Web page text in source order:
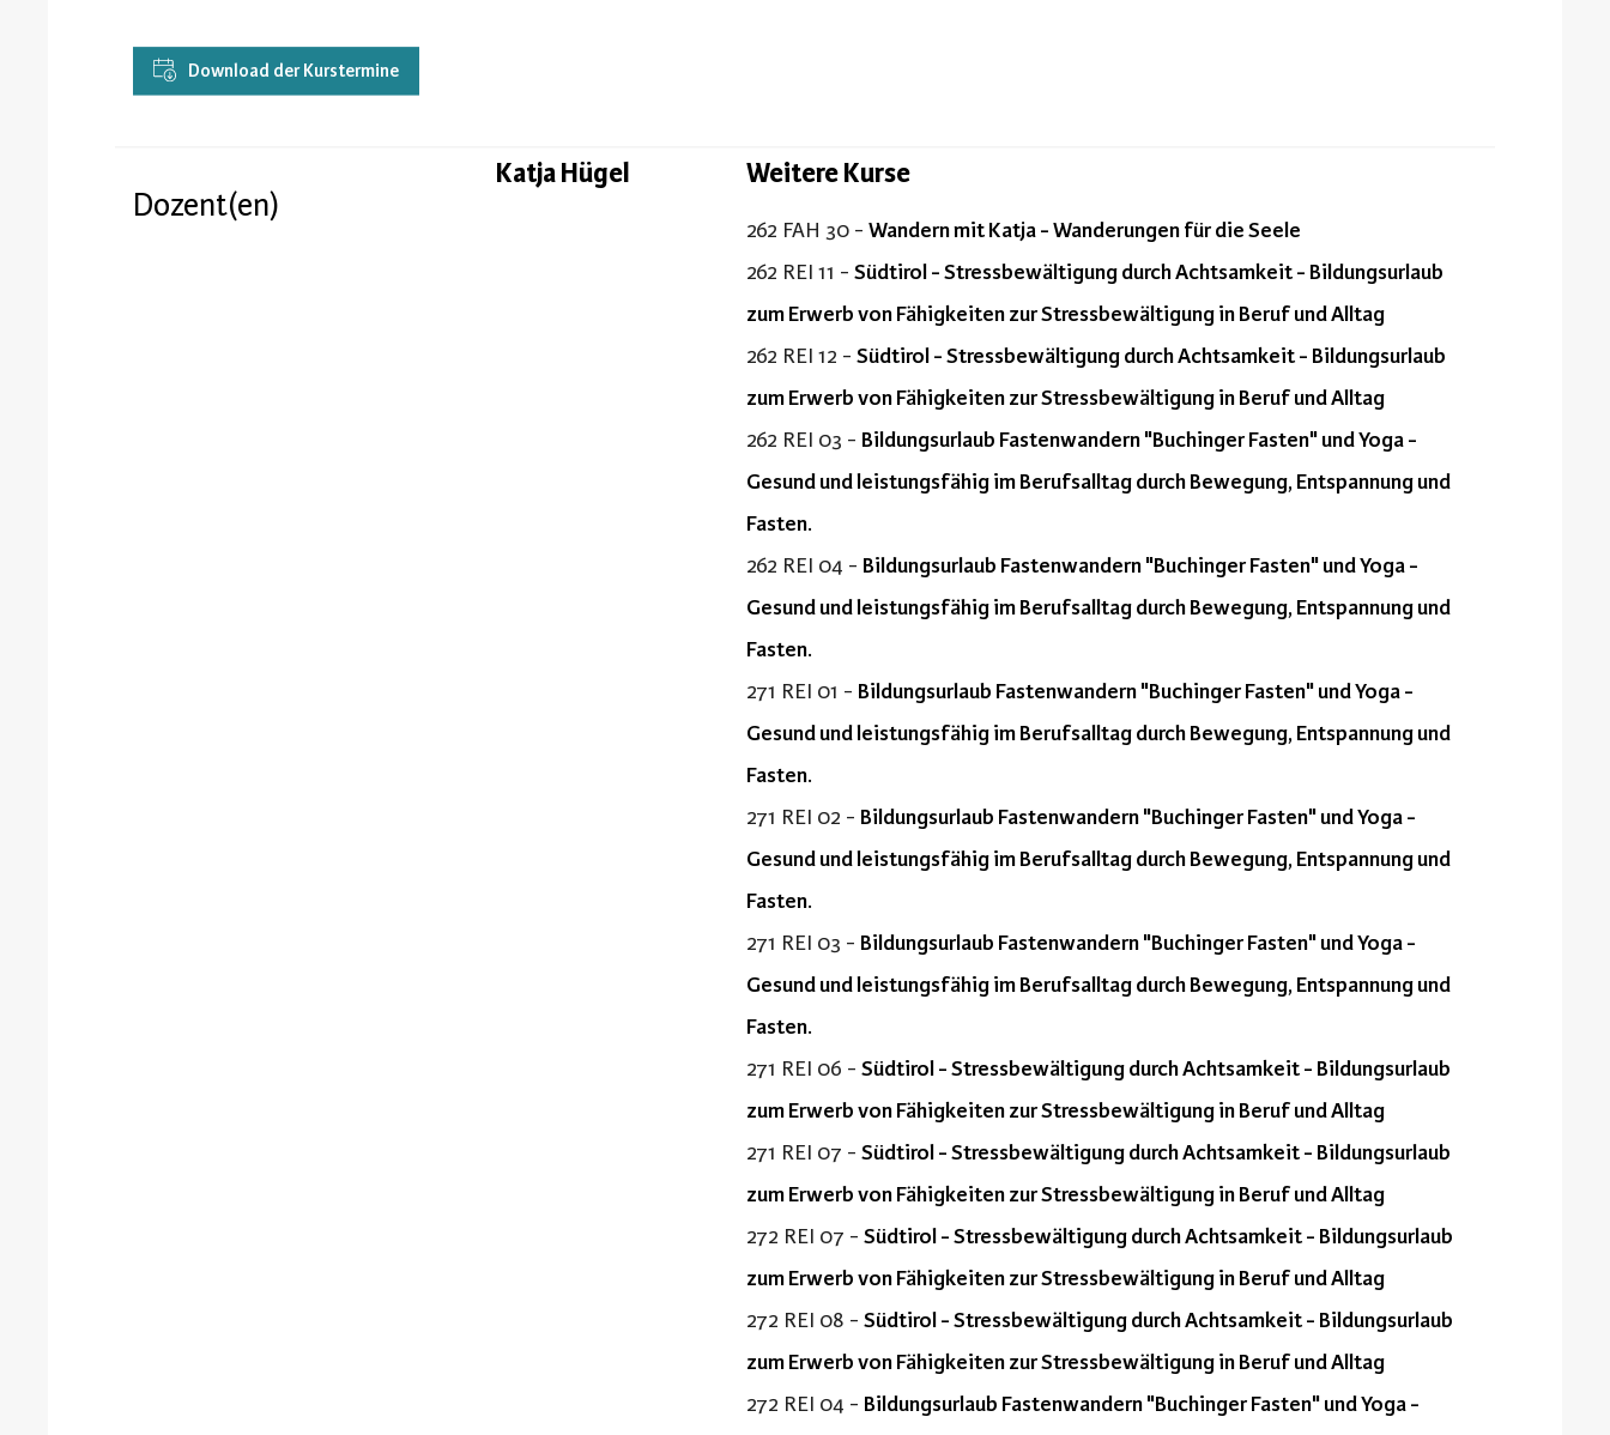
Download der Kurstermine
Dozent(en)
Katja Hügel Weitere Kurse
262 FAH 30 - Wandern mit Katja - Wanderungen für die Seele
262 REI 11 - Südtirol - Stressbewältigung durch Achtsamkeit - Bildungsurlaub
zum Erwerb von Fähigkeiten zur Stressbewältigung in Beruf und Alltag
262 REI 12 - Südtirol - Stressbewältigung durch Achtsamkeit - Bildungsurlaub
zum Erwerb von Fähigkeiten zur Stressbewältigung in Beruf und Alltag
262 REI 03 - Bildungsurlaub Fastenwandern "Buchinger Fasten" und Yoga -
Gesund und leistungsfähig im Berufsalltag durch Bewegung, Entspannung und
Fasten.
262 REI 04 - Bildungsurlaub Fastenwandern "Buchinger Fasten" und Yoga -
Gesund und leistungsfähig im Berufsalltag durch Bewegung, Entspannung und
Fasten.
271 REI 01 - Bildungsurlaub Fastenwandern "Buchinger Fasten" und Yoga -
Gesund und leistungsfähig im Berufsalltag durch Bewegung, Entspannung und
Fasten.
271 REI 02 - Bildungsurlaub Fastenwandern "Buchinger Fasten" und Yoga -
Gesund und leistungsfähig im Berufsalltag durch Bewegung, Entspannung und
Fasten.
271 REI 03 - Bildungsurlaub Fastenwandern "Buchinger Fasten" und Yoga -
Gesund und leistungsfähig im Berufsalltag durch Bewegung, Entspannung und
Fasten.
271 REI 06 - Südtirol - Stressbewältigung durch Achtsamkeit - Bildungsurlaub
zum Erwerb von Fähigkeiten zur Stressbewältigung in Beruf und Alltag
271 REI 07 - Südtirol - Stressbewältigung durch Achtsamkeit - Bildungsurlaub
zum Erwerb von Fähigkeiten zur Stressbewältigung in Beruf und Alltag
272 REI 07 - Südtirol - Stressbewältigung durch Achtsamkeit - Bildungsurlaub
zum Erwerb von Fähigkeiten zur Stressbewältigung in Beruf und Alltag
272 REI 08 - Südtirol - Stressbewältigung durch Achtsamkeit - Bildungsurlaub
zum Erwerb von Fähigkeiten zur Stressbewältigung in Beruf und Alltag
272 REI 04 - Bildungsurlaub Fastenwandern "Buchinger Fasten" und Yoga -